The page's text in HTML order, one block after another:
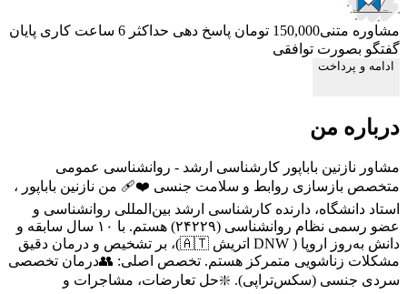
مشاوره متنی150,000 تومان پاسخ دهی حداکثر 6 ساعت کاری
پایان
گفتگو بصورت توافقی
ادامه و پرداخت
درباره من
مشاور نازنین باباپور کارشناسی ارشد - روانشناسی عمومی
متخصص بازسازی روابط و سلامت جنسی ❤️‍🩹 من نازنین باباپور ،
استاد دانشگاه، دارنده کارشناسی ارشد بین‌المللی روانشناسی و
عضو رسمی نظام روانشناسی (۲۴۲۲۹) هستم. با ۱۰ سال سابقه و
دانش به‌روز اروپا ( DNW اتریش 🇦🇹)، بر تشخیص و درمان دقیق
مشکلات زناشویی متمرکز هستم. تخصص اصلی: 👥درمان تخصصی
سردی جنسی (سکس‌تراپی). ❇️حل تعارضات، مشاجرات و